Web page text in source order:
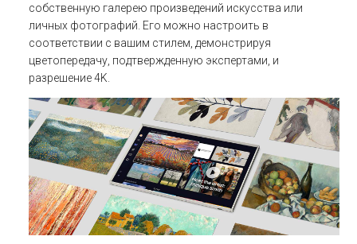
собственную галерею произведений искусства или
личных фотографий. Его можно настроить в
соответствии с вашим стилем, демонстрируя
цветопередачу, подтвержденную экспертами, и
разрешение 4K.